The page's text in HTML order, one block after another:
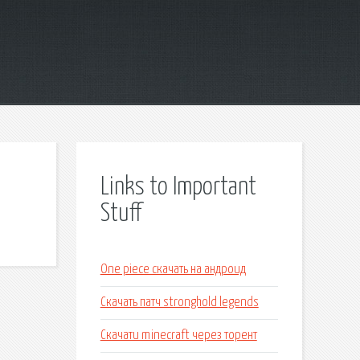
Links to Important
Stuff
One piece скачать на андроид
Скачать патч stronghold legends
Скачати minecraft через торент